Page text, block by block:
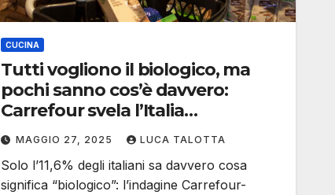
CUCINA
Tutti vogliono il biologico, ma
pochi sanno cos’è davvero:
Carrefour svela l’Italia
disinformata sul bio
MAGGIO 27, 2025 LUCA TALOTTA
Solo l’11,6% degli italiani sa davvero cosa
significa “biologico”: l’indagine Carrefour-